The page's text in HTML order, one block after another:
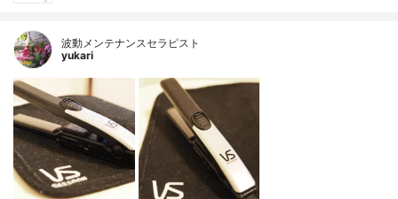
波動メンテナンスセラピスト
yukari